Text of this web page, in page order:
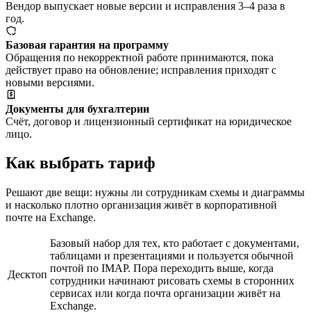
Вендор выпускает новые версии и исправления 3–4 раза в
год.
Базовая гарантия на программу
Обращения по некорректной работе принимаются, пока
действует право на обновление; исправления приходят с
новыми версиями.
Документы для бухгалтерии
Счёт, договор и лицензионный сертификат на юридическое
лицо.
Как выбрать тариф
Решают две вещи: нужны ли сотрудникам схемы и диаграммы
и насколько плотно организация живёт в корпоративной
почте на Exchange.
Десктоп
Базовый набор для тех, кто работает с документами,
таблицами и презентациями и пользуется обычной
почтой по IMAP. Пора переходить выше, когда
сотрудники начинают рисовать схемы в сторонних
сервисах или когда почта организации живёт на
Exchange.